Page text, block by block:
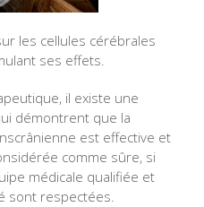
les cellules cérébrales
ses effets.
il existe une
démontrent que la
est effective et
comme sûre, si
médicale qualifiée et
sont respectées.